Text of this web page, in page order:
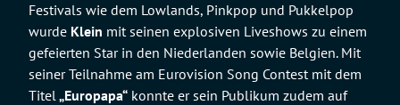
Festivals wie dem Lowlands, Pinkpop und Pukkelpop
wurde Klein mit seinen explosiven Liveshows zu einem
gefeierten Star in den Niederlanden sowie Belgien. Mit
seiner Teilnahme am Eurovision Song Contest mit dem
Titel„Europapa“ konnte er sein Publikum zudem auf